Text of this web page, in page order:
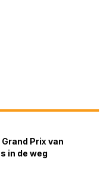
Prix van
in de weg